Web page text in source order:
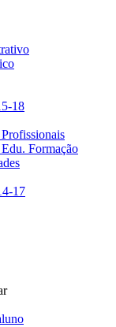
18
Formação
17